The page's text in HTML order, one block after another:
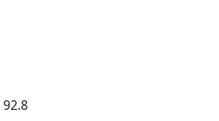
92.8